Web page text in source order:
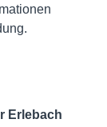
Erlebach